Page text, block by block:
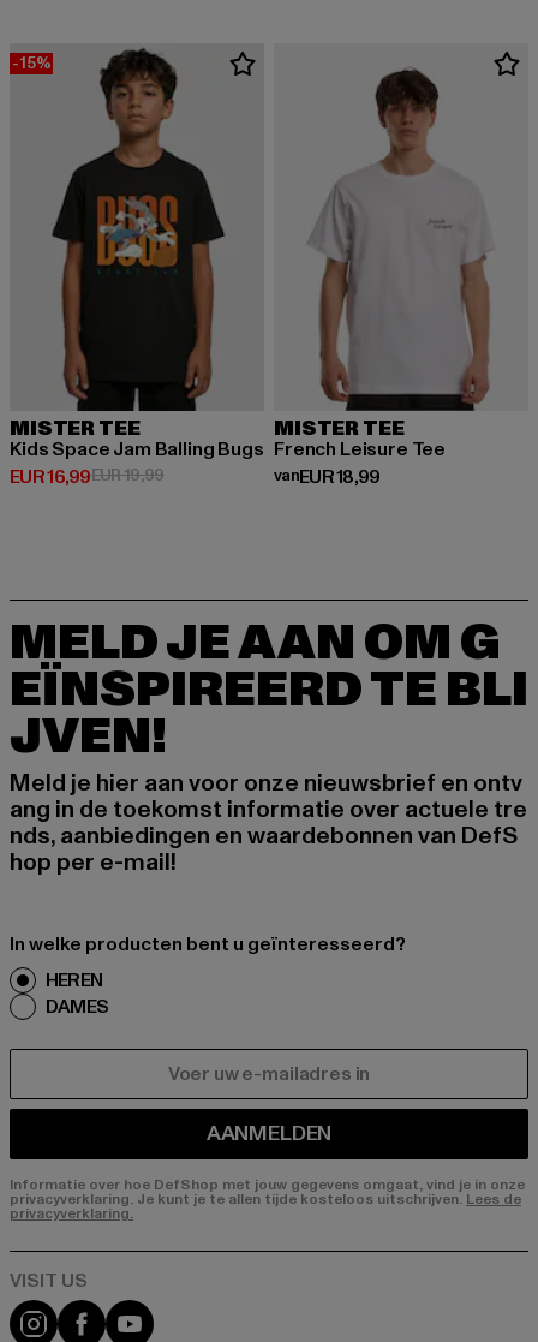
-15%
MISTER TEE
Kids Space Jam Balling Bugs
EUR 16,99
Huidige prijs: EUR 16,99
EUR 19,99Actieprijs: EUR 19,99
MISTER TEE
French Leisure Tee
vanEUR 18,99
Huidige prijs: Van EUR 18,99
MELD JE AAN OM G
EÏNSPIREERD TE BLI
JVEN!
Meld je hier aan voor onze nieuwsbrief en ontv
ang in de toekomst informatie over actuele tre
nds, aanbiedingen en waardebonnen van DefS
hop per e-mail!
In welke producten bent u geïnteresseerd?
HEREN
DAMES
AANMELDEN
Informatie over hoe DefShop met jouw gegevens omgaat, vind je in onze
privacyverklaring. Je kunt je te allen tijde kosteloos uitschrijven.Lees de
privacyverklaring.
Visit our Instagram page:
Visit our Facebook page:
Visit our YouTube channel: